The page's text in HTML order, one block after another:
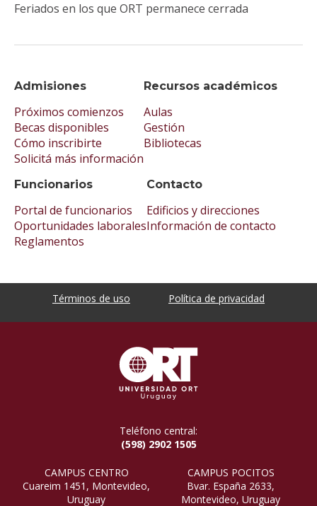
Admisiones
Próximos comienzos
Becas disponibles
Cómo inscribirte
Solicitá más información
Recursos académicos
Aulas
Gestión
Bibliotecas
Funcionarios
Portal de funcionarios
Oportunidades laborales
Reglamentos
Contacto
Edificios y direcciones
Información de contacto
Feriados en los que ORT permanece cerrada
Términos de uso Política de privacidad
Teléfono central:
(598) 2902 1505
CAMPUS CENTRO
Cuareim 1451, Montevideo,
Uruguay
CAMPUS POCITOS
Bvar. España 2633,
Montevideo, Uruguay